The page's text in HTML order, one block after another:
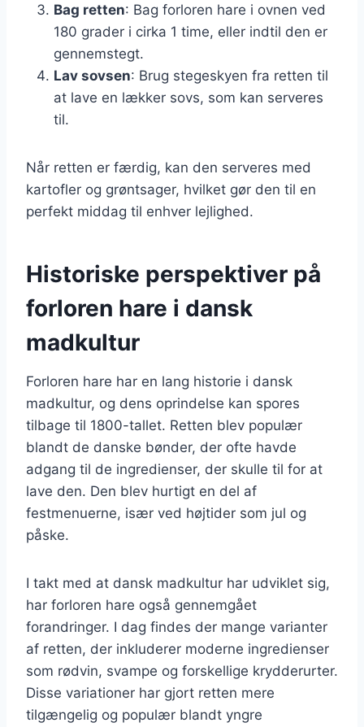
Bag retten: Bag forloren hare i ovnen ved
180 grader i cirka 1 time, eller indtil den er
gennemstegt.
Lav sovsen: Brug stegeskyen fra retten til
at lave en lækker sovs, som kan serveres
til.
Når retten er færdig, kan den serveres med
kartofler og grøntsager, hvilket gør den til en
perfekt middag til enhver lejlighed.
Historiske perspektiver på
forloren hare i dansk
madkultur
Forloren hare har en lang historie i dansk
madkultur, og dens oprindelse kan spores
tilbage til 1800-tallet. Retten blev populær
blandt de danske bønder, der ofte havde
adgang til de ingredienser, der skulle til for at
lave den. Den blev hurtigt en del af
festmenuerne, især ved højtider som jul og
påske.
I takt med at dansk madkultur har udviklet sig,
har forloren hare også gennemgået
forandringer. I dag findes der mange varianter
af retten, der inkluderer moderne ingredienser
som rødvin, svampe og forskellige krydderurter.
Disse variationer har gjort retten mere
tilgængelig og populær blandt yngre